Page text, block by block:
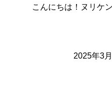
こんにちは！ヌリケ
2025年3